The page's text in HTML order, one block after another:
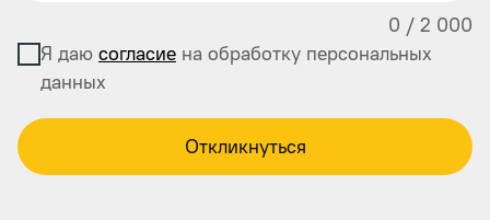
0 / 2 000
Я даю согласие на обработку персональных
данных
Откликнуться